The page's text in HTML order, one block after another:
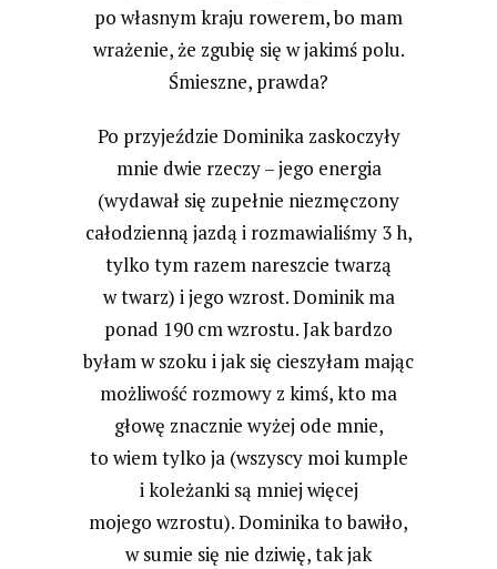
po własnym kraju rowerem, bo mam
wrażenie, że zgubię się w jakimś polu.
Śmieszne, prawda?
Po przyjeździe Dominika zaskoczyły
mnie dwie rzeczy – jego energia
(wydawał się zupełnie niezmęczony
całodzienną jazdą i rozmawialiśmy 3 h,
tylko tym razem nareszcie twarzą
w twarz) i jego wzrost. Dominik ma
ponad 190 cm wzrostu. Jak bardzo
byłam w szoku i jak się cieszyłam mając
możliwość rozmowy z kimś, kto ma
głowę znacznie wyżej ode mnie,
to wiem tylko ja (wszyscy moi kumple
i koleżanki są mniej więcej
mojego wzrostu). Dominika to bawiło,
w sumie się nie dziwię, tak jak